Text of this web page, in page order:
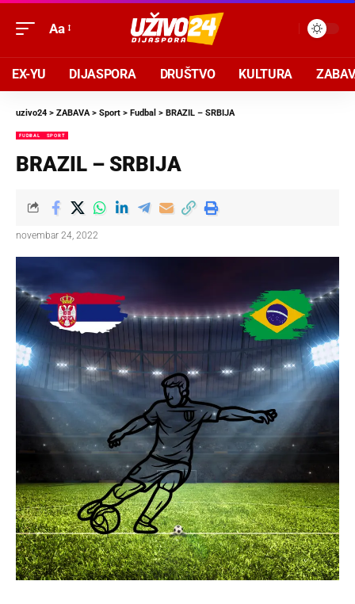
Aa
EX-YU DIJASPORA DRUŠTVO KULTURA
uzivo24 > ZABAVA> Sport > Fudbal > BRAZIL – SRBIJA
FUDBAL SPORT
BRAZIL – SRBIJA
novembar 24, 2022